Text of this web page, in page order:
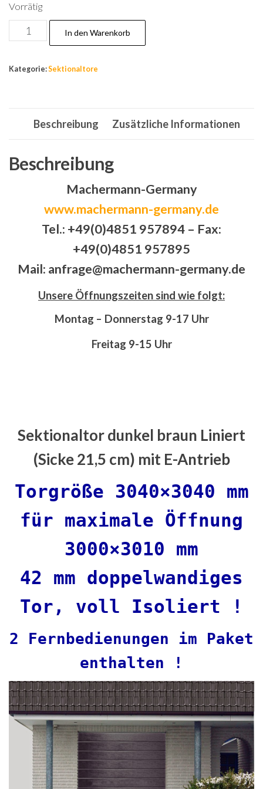
Vorrätig
Tore,Garagentor,Sektionaltor,Garagentore
Tor
braun
Sicke!
In den Warenkorb
Kategorie:Sektionaltore
Beschreibung Zusätzliche Informationen
Beschreibung
Machermann-Germany
www.machermann-germany.de
Tel.: +49(0)4851 957894 – Fax:
+49(0)4851 957895
Mail: anfrage@machermann-germany.de
Unsere Öffnungszeiten sind wie folgt:
Montag – Donnerstag 9-17 Uhr
Freitag 9-15 Uhr
Sektionaltor dunkel braun Liniert
(Sicke 21,5 cm) mit E-Antrieb
Torgröße 3040×3040 mm
für maximale Öffnung
3000×3010 mm
42 mm doppelwandiges
Tor, voll Isoliert !
2 Fernbedienungen im Paket
enthalten !